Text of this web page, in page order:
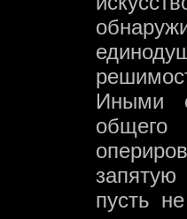
Иными
пусть